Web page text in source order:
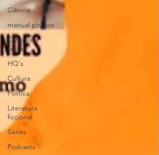
Ciência
manual pitacos
Categoria
teste
HQ's
Cultura
Política
Literatura
ficcional
Séries
Podcasts